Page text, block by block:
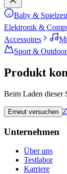
Baby &
Elektronik &
Accessoires
Sport & Outdoor
Produkt
Beim Laden dieser
Erneut versuchen
Unternehmen
Über uns
Testlabor
Karriere